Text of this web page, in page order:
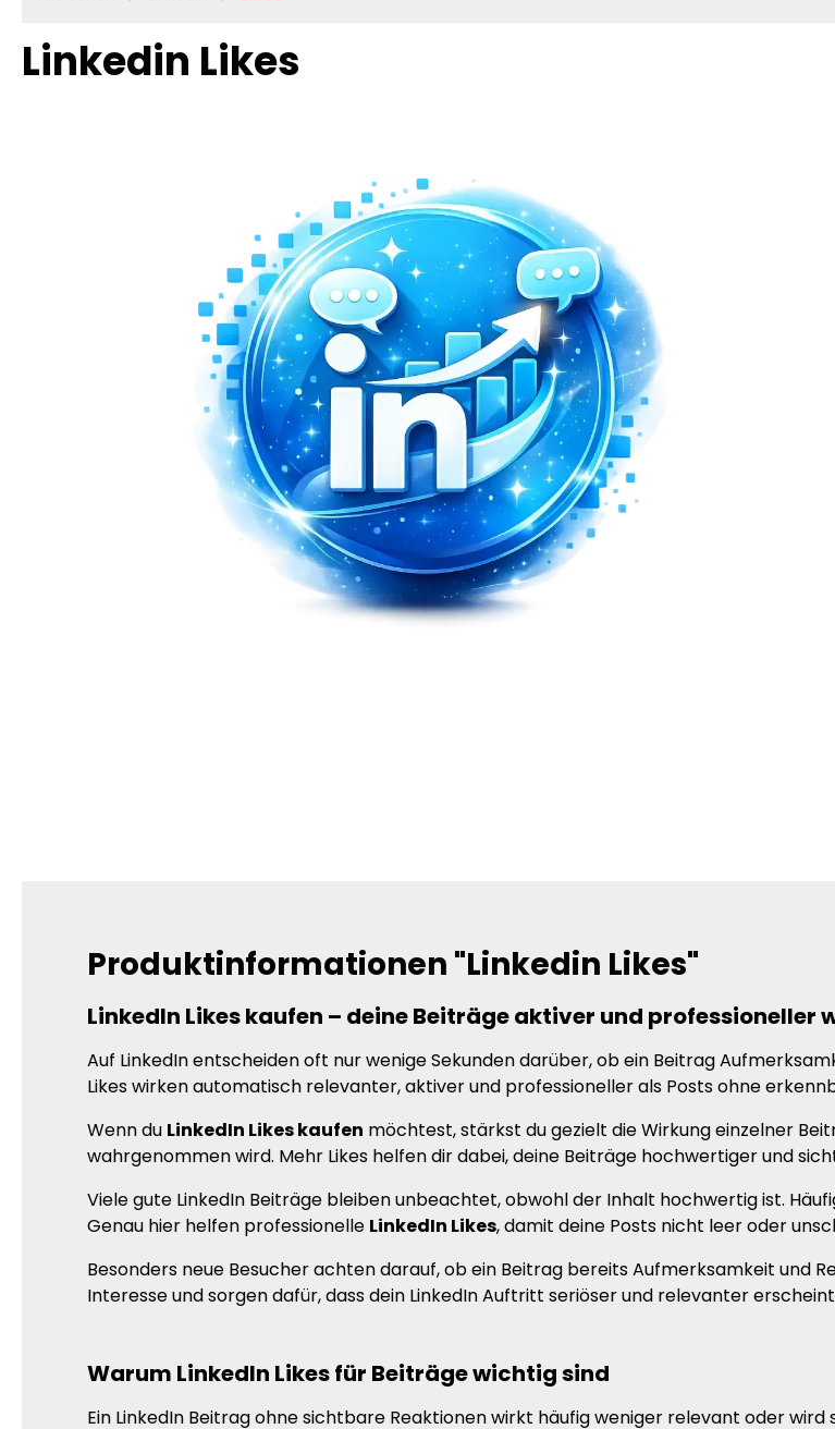
Linkedin Likes
Produktinformationen "Linkedin Likes"
LinkedIn Likes kaufen – deine Beiträge aktiver und professioneller
Auf LinkedIn entscheiden oft nur wenige Sekunden darüber, ob ein Beitrag
Likes wirken automatisch relevanter, aktiver und professioneller als Posts ohne
Wenn du LinkedIn Likes kaufen möchtest, stärkst du gezielt die Wirkung einzelner
wahrgenommen wird. Mehr Likes helfen dir dabei, deine Beiträge hochwertiger und
Viele gute LinkedIn Beiträge bleiben unbeachtet, obwohl der Inhalt hochwertig ist.
Genau hier helfen professionelle LinkedIn Likes, damit deine Posts nicht leer oder
Besonders neue Besucher achten darauf, ob ein Beitrag bereits Aufmerksamkeit und
Interesse und sorgen dafür, dass dein LinkedIn Auftritt seriöser und relevanter
Warum LinkedIn Likes für Beiträge wichtig sind
Ein LinkedIn Beitrag ohne sichtbare Reaktionen wirkt häufig weniger relevant oder